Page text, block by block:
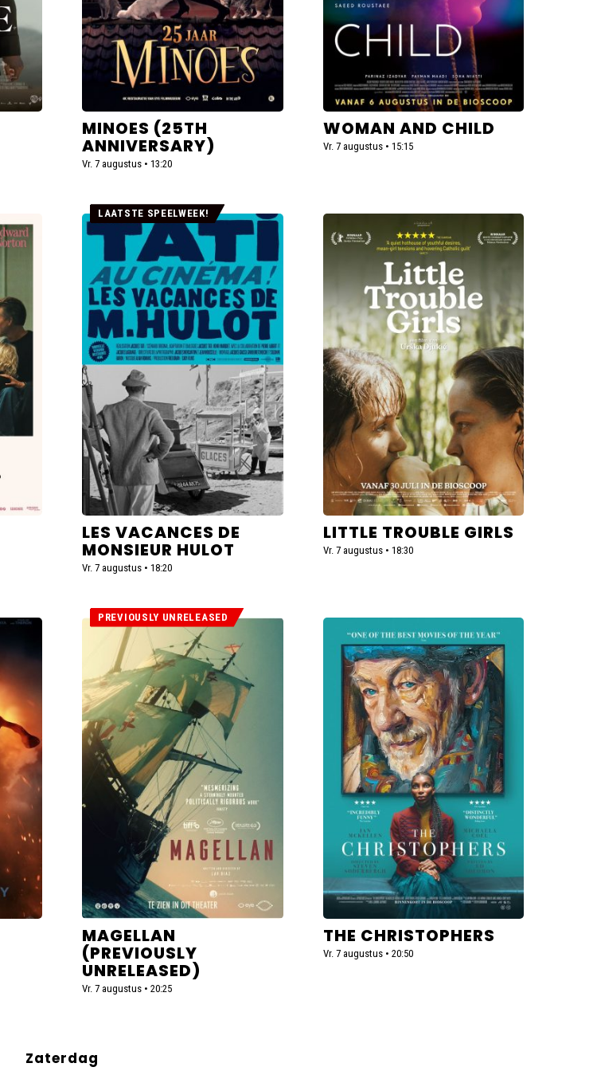
MINOES (25TH
ANNIVERSARY)
Vr. 7 augustus • 13:20
WOMAN AND CHILD
Vr. 7 augustus • 15:15
Lees
over
Les
vacances
de
Monsieur
Hulot
LAATSTE SPEELWEEK!
LES VACANCES DE
MONSIEUR HULOT
Vr. 7 augustus • 18:20
meer
Little
Trouble
Girls
LITTLE TROUBLE GIRLS
Vr. 7 augustus • 18:30
Lees
over
Magellan
(Previously
Unreleased)
PREVIOUSLY UNRELEASED
MAGELLAN
(PREVIOUSLY
UNRELEASED)
Vr. 7 augustus • 20:25
meer
over
Christophers
THE CHRISTOPHERS
Vr. 7 augustus • 20:50
Zaterdag